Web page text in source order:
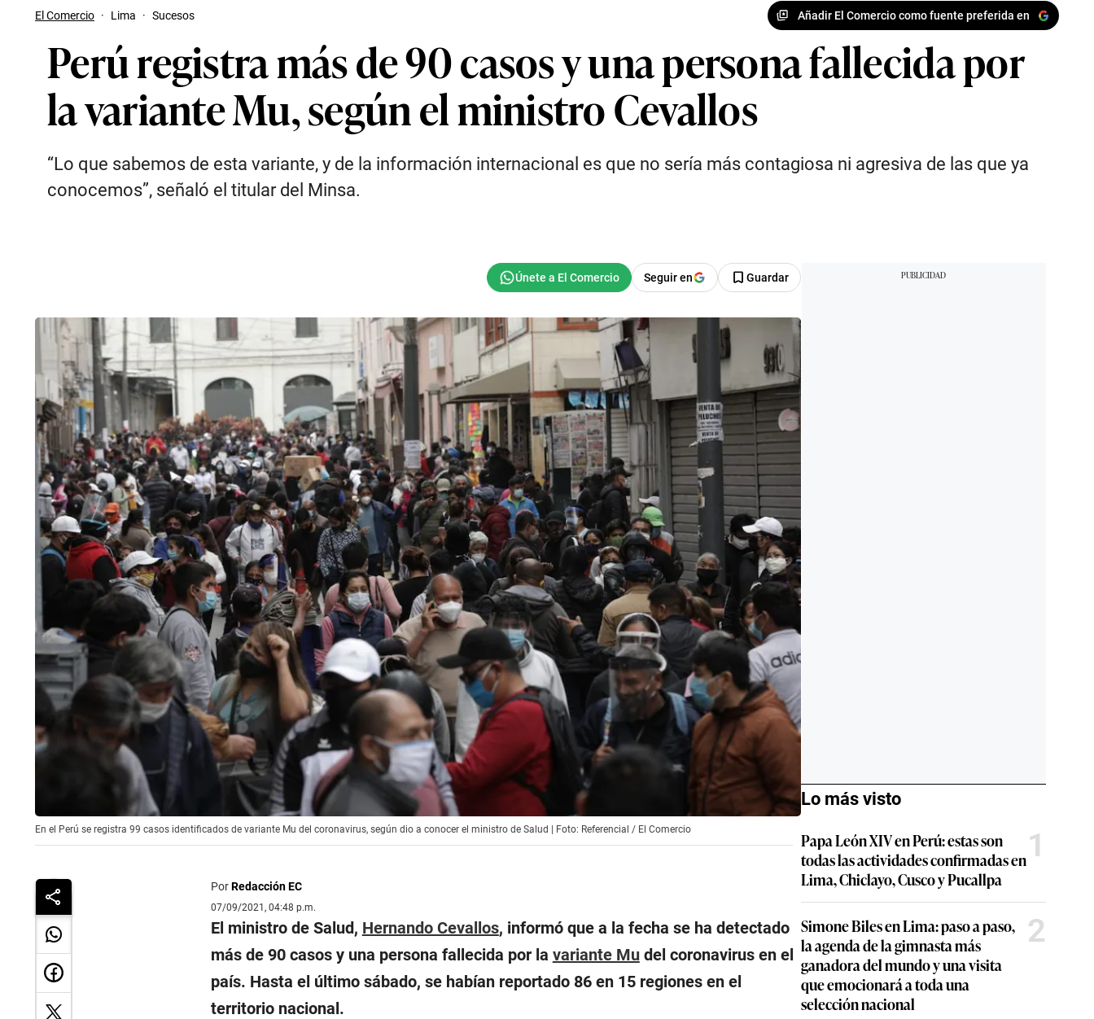
El Comercio · Lima · Sucesos Añadir El Comercio como fuente preferida en
Perú registra más de 90 casos y una persona fallecida por
la variante Mu, según el ministro Cevallos
“Lo que sabemos de esta variante, y de la información internacional es que no sería más contagiosa ni agresiva de las que ya
conocemos”, señaló el titular del Minsa.
Seguir en Guardar
En el Perú se registra 99 casos identificados de variante Mu del coronavirus, según dio a conocer el ministro de Salud | Foto: Referencial / El Comercio
PorRedacción EC
07/09/2021, 04:48 p.m.
El ministro de Salud, Hernando Cevallos, informó que a la fecha se ha detectado
más de 90 casos y una persona fallecida por la variante Mudel coronavirus en el
país. Hasta el último sábado, se habían reportado 86 en 15 regiones en el
territorio nacional.
Lo más visto
Papa León XIV en Perú: estas son
todas las actividades confirmadas en
Lima, Chiclayo, Cusco y Pucallpa
1
Simone Biles en Lima: paso a paso,
la agenda de la gimnasta más
ganadora del mundo y una visita
que emocionará a toda una
selección nacional
2